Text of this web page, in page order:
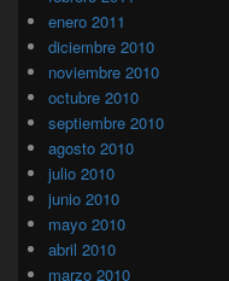
enero 2011
diciembre 2010
noviembre 2010
octubre 2010
septiembre 2010
agosto 2010
julio 2010
junio 2010
mayo 2010
abril 2010
marzo 2010